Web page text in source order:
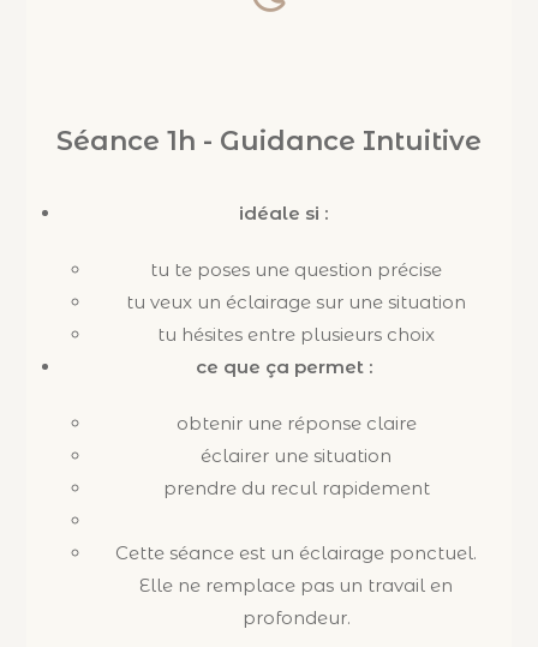
Séance 1h - Guidance Intuitive
idéale si :
tu te poses une question précise
tu veux un éclairage sur une situation
tu hésites entre plusieurs choix
ce que ça permet :
obtenir une réponse claire
éclairer une situation
prendre du recul rapidement
Cette séance est un éclairage ponctuel.
Elle ne remplace pas un travail en
profondeur.